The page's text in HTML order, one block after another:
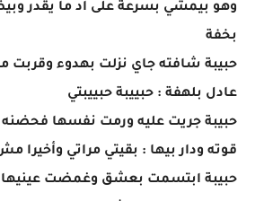
وهو بيمشي بسرعة على اد ما يقدر
بخفة
حبيبة شافته جاي نزلت بهدوء وقربت
عادل بلهفة : حبييبة حبييبتي
حبيبة جريت عليه ورمت نفسها
قوته ودار بيها : بقيتي مراتي
حبيبة ابتسمت بعشق وغمضت